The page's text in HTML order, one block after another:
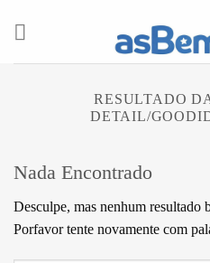
RESULTADO
DETAIL/
Nada Encontrado
Desculpe, mas nenhum resultado
Porfavor tente novamente com